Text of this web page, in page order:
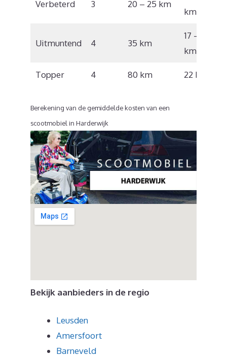
Verbeterd 3 20 – 25 km
km/u
Uitmuntend 4 35 km
17 – 18
km/u
Topper 4 80 km 22 km/u
Berekening van de gemiddelde kosten van een
scootmobiel in Harderwijk
Bekijk aanbieders in de regio
Leusden
Amersfoort
Barneveld